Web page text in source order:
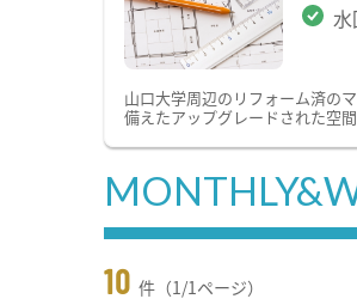
山口大学周辺のリフォーム済の
備えたアップグレードされた空
10 件（1/1ページ）